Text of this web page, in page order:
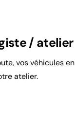
/ atelier
vos véhicules en
atelier.